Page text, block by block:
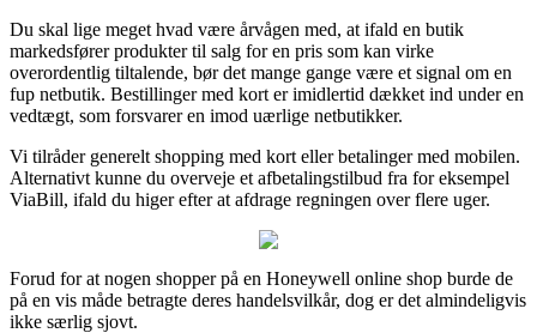
Du skal lige meget hvad være årvågen med, at ifald en butik
markedsfører produkter til salg for en pris som kan virke
overordentlig tiltalende, bør det mange gange være et signal om en
fup netbutik. Bestillinger med kort er imidlertid dækket ind under en
vedtægt, som forsvarer en imod uærlige netbutikker.
Vi tilråder generelt shopping med kort eller betalinger med mobilen.
Alternativt kunne du overveje et afbetalingstilbud fra for eksempel
ViaBill, ifald du higer efter at afdrage regningen over flere uger.
Forud for at nogen shopper på en Honeywell online shop burde de
på en vis måde betragte deres handelsvilkår, dog er det almindeligvis
ikke særlig sjovt.